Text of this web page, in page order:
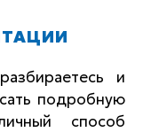
и
подробную
способ